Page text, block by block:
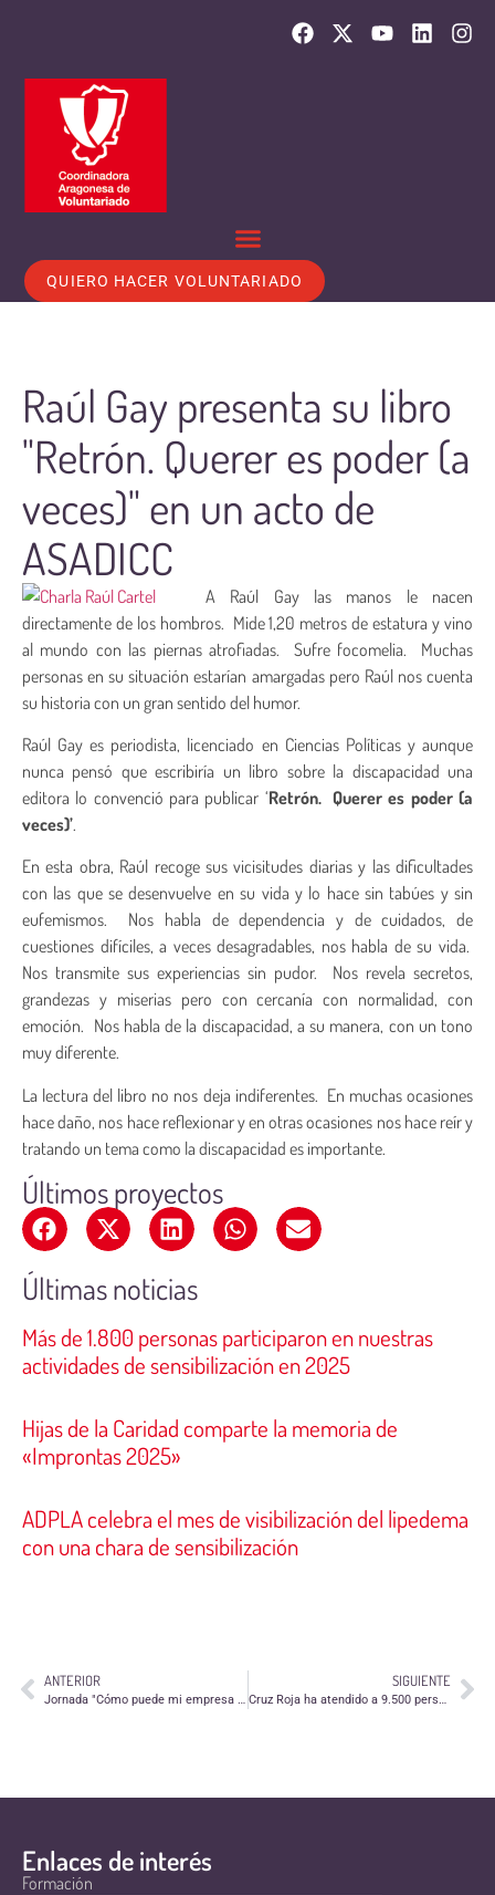
QUIERO HACER VOLUNTARIADO
Raúl Gay presenta su libro
"Retrón. Querer es poder (a
veces)" en un acto de
ASADICC
A Raúl Gay las manos le nacen
directamente de los hombros. Mide 1,20 metros de estatura y vino
al mundo con las piernas atrofiadas. Sufre focomelia. Muchas
personas en su situación estarían amargadas pero Raúl nos cuenta
su historia con un gran sentido del humor.
Raúl Gay es periodista, licenciado en Ciencias Políticas y aunque
nunca pensó que escribiría un libro sobre la discapacidad una
editora lo convenció para publicar ‘Retrón. Querer es poder (a
veces)’.
En esta obra, Raúl recoge sus vicisitudes diarias y las dificultades
con las que se desenvuelve en su vida y lo hace sin tabúes y sin
eufemismos. Nos habla de dependencia y de cuidados, de
cuestiones difíciles, a veces desagradables, nos habla de su vida.
Nos transmite sus experiencias sin pudor. Nos revela secretos,
grandezas y miserias pero con cercanía con normalidad, con
emoción. Nos habla de la discapacidad, a su manera, con un tono
muy diferente.
La lectura del libro no nos deja indiferentes. En muchas ocasiones
hace daño, nos hace reflexionar y en otras ocasiones nos hace reír y
tratando un tema como la discapacidad es importante.
Últimos proyectos
Últimas noticias
Más de 1.800 personas participaron en nuestras
actividades de sensibilización en 2025
Hijas de la Caridad comparte la memoria de
«Improntas 2025»
ADPLA celebra el mes de visibilización del lipedema
con una chara de sensibilización
ANTERIOR
Jornada "Cómo puede mi empresa participar en acciones de voluntariado corporativo"
SIGUIENTE
Cruz Roja ha atendido a 9.500 personas solicitantes de asilo y refugio este año
Enlaces de interés
Formación